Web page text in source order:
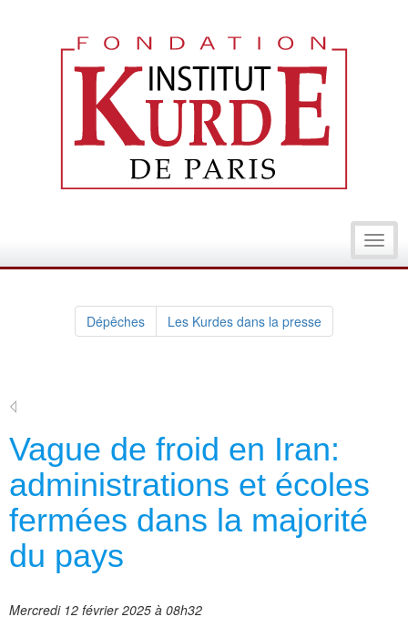
Dépêches Les Kurdes dans la presse
Vague de froid en Iran:
administrations et écoles
fermées dans la majorité
du pays
Mercredi 12 février 2025 à 08h32